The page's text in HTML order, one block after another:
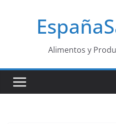
Alimentos y